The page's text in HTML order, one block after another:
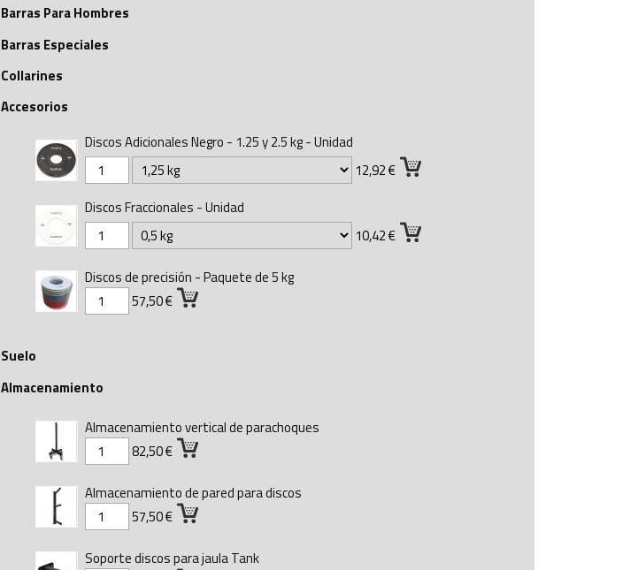
Barras Para Hombres
Barras Especiales
Collarines
Accesorios
Discos Adicionales Negro - 1.25 y 2.5 kg - Unidad
12,92 €
Discos Fraccionales - Unidad
10,42 €
Discos de precisión - Paquete de 5 kg
57,50 €
Suelo
Almacenamiento
Almacenamiento vertical de parachoques
82,50 €
Almacenamiento de pared para discos
57,50 €
Soporte discos para jaula Tank